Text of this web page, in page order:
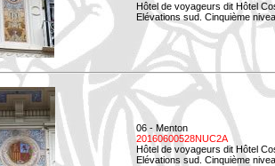
Hôtel de voyageurs dit Hôtel
Elévations sud. Cinquième
06 - Menton
20160600528NUC2A
Hôtel de voyageurs dit Hôtel
Elévations sud. Cinquième